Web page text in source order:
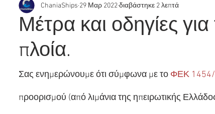
Μέτρα και οδηγίες για
πλοία.
ChaniaShips 29 Μαρ 2022διαβάστηκε 2 λεπτά
Σας ενημερώνουμε ότι σύμφωνα με το ΦΕΚ
προορισμού (από λιμάνια της ηπειρωτικής